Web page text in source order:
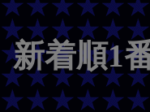
新着順1